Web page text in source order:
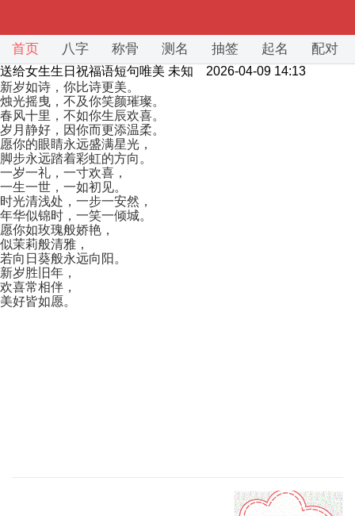
首页 八字 称骨 测名 抽签 起名 配对
送给女生生日祝福语短句唯美 未知 2026-04-09 14:13
新岁如诗，你比诗更美。
烛光摇曳，不及你笑颜璀璨。
春风十里，不如你生辰欢喜。
岁月静好，因你而更添温柔。
愿你的眼睛永远盛满星光，
脚步永远踏着彩虹的方向。
一岁一礼，一寸欢喜，
一生一世，一如初见。
时光清浅处，一步一安然，
年华似锦时，一笑一倾城。
愿你如玫瑰般娇艳，
似茉莉般清雅，
若向日葵般永远向阳。
新岁胜旧年，
欢喜常相伴，
美好皆如愿。